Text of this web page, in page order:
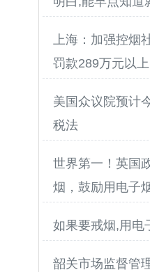
上海：加强控烟
罚款289万元以上
美国众议院预计
税法
世界第一！英国
烟，鼓励用电子
如果要戒烟,用电
韶关市场监督管